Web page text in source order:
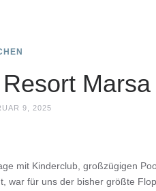
Marsa
9, 2025
mit Kinderclub, großzügigen
war für uns der bisher größte